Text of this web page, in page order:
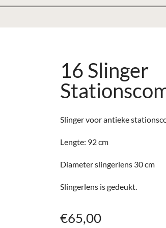
16 Slinger
Slinger voor antieke
Lengte: 92 cm
Diameter slingerlens 30 cm
Slingerlens is gedeukt.
€65,00